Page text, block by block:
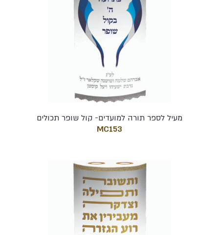
מעיל לספר תורה למועדים- קול שופר תכולים
MC153